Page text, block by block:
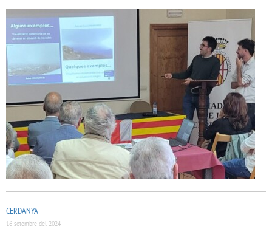
CERDANYA
16 setembre del 2024